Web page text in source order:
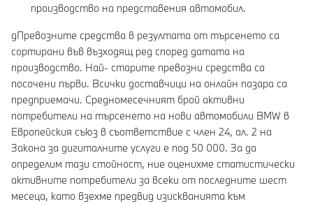
производство на представения автомобил.
gПревозните средства в резултата от търсенето са
сортирани във възходящ ред според датата на
производство. Най- старите превозни средства са
посочени първи. Всички доставчици на онлайн пазара са
предприемачи. Средномесечният брой активни
потребители на търсенето на нови автомобили BMW в
Европейския съюз в съответствие с член 24, ал. 2 на
Закона за дигиталните услуги е под 50 000. За да
определим тази стойност, ние оценихме статистически
активните потребители за всеки от последните шест
месеца, като взехме предвид изискванията към